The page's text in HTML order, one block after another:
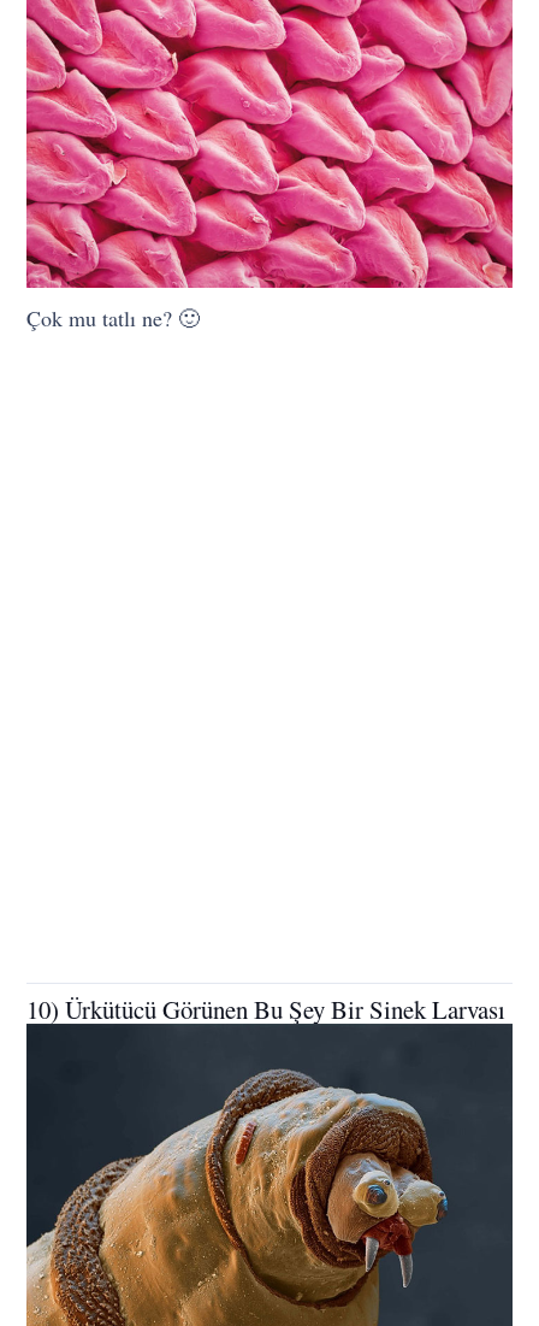
Çok mu tatlı ne? 🙂
10) Ürkütücü Görünen Bu Şey Bir Sinek Larvası